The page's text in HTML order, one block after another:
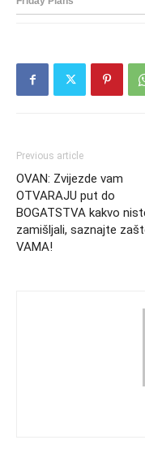
Previous article
OVAN: Zvijezde vam
OTVARAJU put do
BOGATSTVA kakvo
zamišljali, saznajte
VAMA!